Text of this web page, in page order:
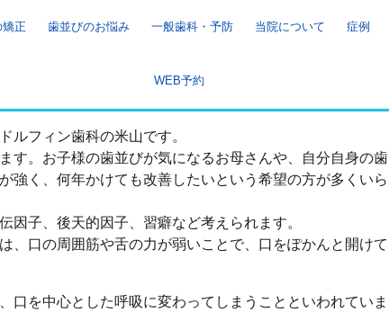
矯正 歯並びのお悩み 一般歯科・予防 当院について 症例
WEB予約
ルフィン歯科の米山です。
す。お子様の歯並びが気になるお母さんや、自分自身の歯
強く、何年かけても改善したいという希望の方が多くいら
因子、後天的因子、習癖など考えられます。
、口の周囲筋や舌の力が弱いことで、口をぽかんと開けて
口を中心とした呼吸に変わってしまうことといわれていま